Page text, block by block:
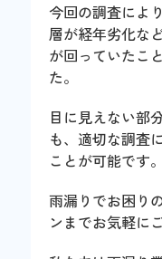
今回の調査によ
層が経年劣化な
が回っていたこ
た。
目に見えない部
も、適切な調査
ことが可能です。
雨漏りでお困り
ンまでお気軽に